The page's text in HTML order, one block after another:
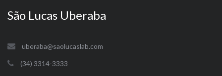
São Lucas Uberaba
uberaba@saolucaslab.com
(34) 3314-3333